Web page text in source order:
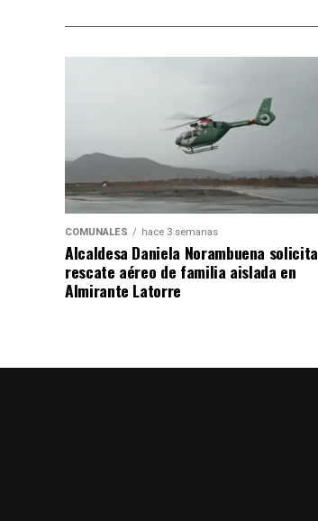
COMUNALES hace 3 semanas
Alcaldesa Daniela Norambuena solicita
rescate aéreo de familia aislada en
Almirante Latorre